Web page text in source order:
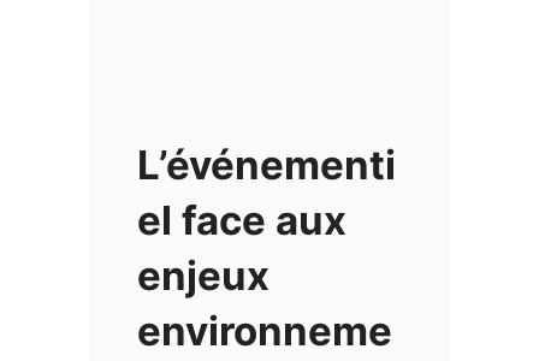
L’événementi
el face aux
enjeux
environneme